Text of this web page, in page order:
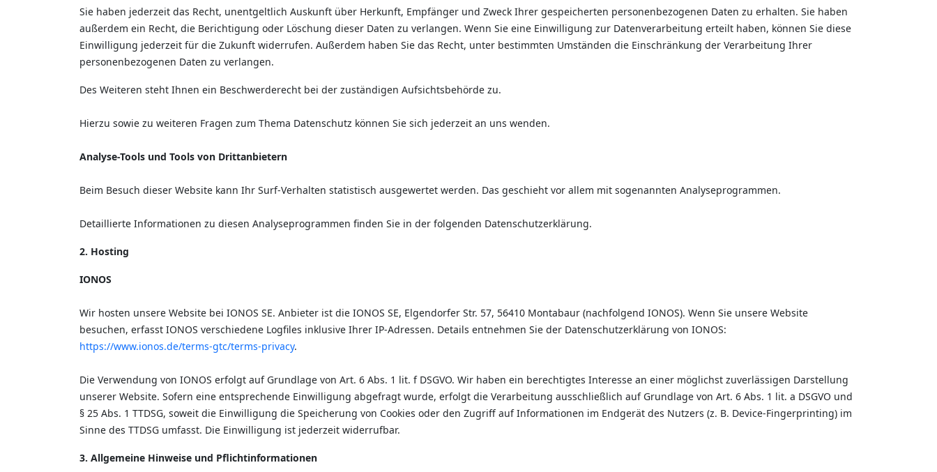
Sie haben jederzeit das Recht, unentgeltlich Auskunft über Herkunft, Empfänger und Zweck Ihrer gespeicherten personenbezogenen Daten zu erhalten. Sie haben
außerdem ein Recht, die Berichtigung oder Löschung dieser Daten zu verlangen. Wenn Sie eine Einwilligung zur Datenverarbeitung erteilt haben, können Sie diese
Einwilligung jederzeit für die Zukunft widerrufen. Außerdem haben Sie das Recht, unter bestimmten Umständen die Einschränkung der Verarbeitung Ihrer
personenbezogenen Daten zu verlangen.
Des Weiteren steht Ihnen ein Beschwerderecht bei der zuständigen Aufsichtsbehörde zu.
Hierzu sowie zu weiteren Fragen zum Thema Datenschutz können Sie sich jederzeit an uns wenden.
Analyse-Tools und Tools von Drittanbietern
Beim Besuch dieser Website kann Ihr Surf-Verhalten statistisch ausgewertet werden. Das geschieht vor allem mit sogenannten Analyseprogrammen.
Detaillierte Informationen zu diesen Analyseprogrammen finden Sie in der folgenden Datenschutzerklärung.
2. Hosting
IONOS
Wir hosten unsere Website bei IONOS SE. Anbieter ist die IONOS SE, Elgendorfer Str. 57, 56410 Montabaur (nachfolgend IONOS). Wenn Sie unsere Website
besuchen, erfasst IONOS verschiedene Logfiles inklusive Ihrer IP-Adressen. Details entnehmen Sie der Datenschutzerklärung von IONOS:
https://www.ionos.de/terms-gtc/terms-privacy.
Die Verwendung von IONOS erfolgt auf Grundlage von Art. 6 Abs. 1 lit. f DSGVO. Wir haben ein berechtigtes Interesse an einer möglichst zuverlässigen Darstellung
unserer Website. Sofern eine entsprechende Einwilligung abgefragt wurde, erfolgt die Verarbeitung ausschließlich auf Grundlage von Art. 6 Abs. 1 lit. a DSGVO und
§ 25 Abs. 1 TTDSG, soweit die Einwilligung die Speicherung von Cookies oder den Zugriff auf Informationen im Endgerät des Nutzers (z. B. Device-Fingerprinting) im
Sinne des TTDSG umfasst. Die Einwilligung ist jederzeit widerrufbar.
3. Allgemeine Hinweise und Pflichtinformationen